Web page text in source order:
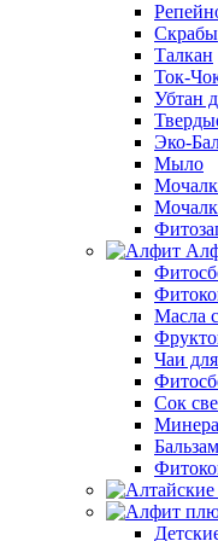
Скрабы
Талкан
Ток-
Убтан
Эко-
Мыло
Масла
Чаи
Сок